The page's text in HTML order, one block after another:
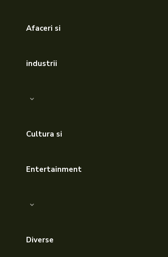
Afaceri si
industrii
Cultura si
Entertainment
Diverse